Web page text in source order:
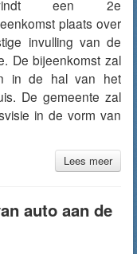
een 2e
plaats over
invulling van de
De bijeenkomst zal
in de hal van het
De gemeente zal
in de vorm van
Lees meer
auto aan de